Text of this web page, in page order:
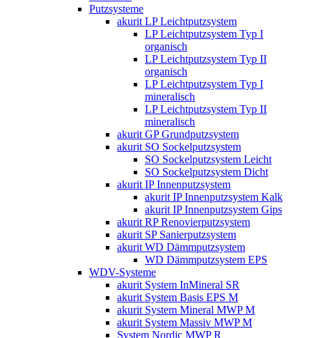
Putzsysteme
akurit LP Leichtputzsystem
LP Leichtputzsystem Typ I
organisch
LP Leichtputzsystem Typ II
organisch
LP Leichtputzsystem Typ I
mineralisch
LP Leichtputzsystem Typ II
mineralisch
akurit GP Grundputzsystem
akurit SO Sockelputzsystem
SO Sockelputzsystem Leicht
SO Sockelputzsystem Dicht
akurit IP Innenputzsystem
akurit IP Innenputzsystem Kalk
akurit IP Innenputzsystem Gips
akurit RP Renovierputzsystem
akurit SP Sanierputzsystem
akurit WD Dämmputzsystem
WD Dämmputzsystem EPS
WDV-Systeme
akurit System InMineral SR
akurit System Basis EPS M
akurit System Mineral MWP M
akurit System Massiv MWP M
System Nordic MWP R